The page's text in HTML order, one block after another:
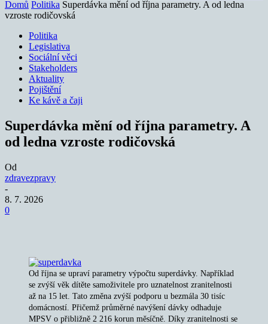
Domů Politika Superdávka mění od října parametry. A od ledna
vzroste rodičovská
Politika
Legislativa
Sociální věci
Stakeholders
Aktuality
Pojištění
Ke kávě a čaji
Superdávka mění od října parametry. A
od ledna vzroste rodičovská
Od
zdravezpravy
-
8. 7. 2026
0
Od října se upraví parametry výpočtu superdávky. Například
se zvýší věk dítěte samoživitele pro uznatelnost zranitelnosti
až na 15 let. Tato změna zvýší podporu u bezmála 30 tisíc
domácností. Přičemž průměrné navýšení dávky odhaduje
MPSV o přibližně 2 216 korun měsíčně. Díky zranitelnosti se